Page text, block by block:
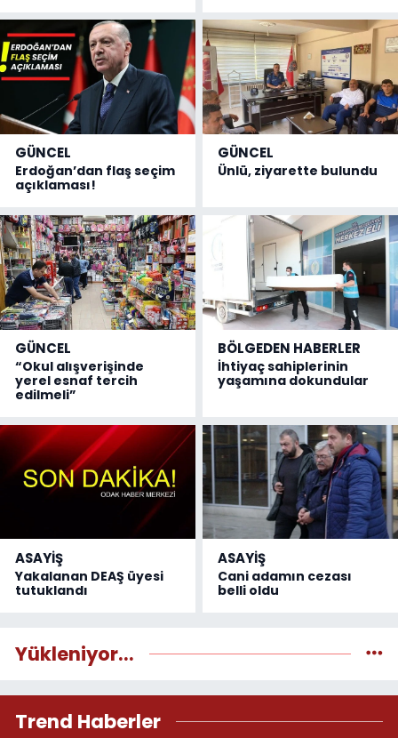
GÜNCEL
Erdoğan’dan flaş seçim
açıklaması!
GÜNCEL
Ünlü, ziyarette bulundu
GÜNCEL
“Okul alışverişinde
yerel esnaf tercih
edilmeli”
BÖLGEDEN HABERLER
İhtiyaç sahiplerinin
yaşamına dokundular
ASAYİŞ
Yakalanan DEAŞ üyesi
tutuklandı
ASAYİŞ
Cani adamın cezası
belli oldu
Yükleniyor...
Trend Haberler